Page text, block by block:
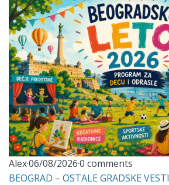
Alex·06/08/2026·0 comments
BEOGRAD – OSTALE GRADSKE VESTI